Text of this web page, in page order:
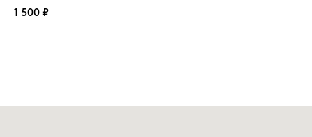
1 500 ₽